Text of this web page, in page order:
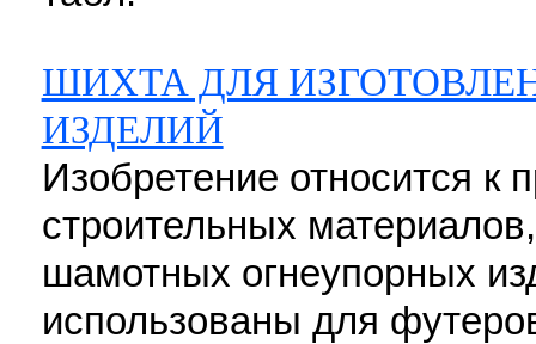
ШИХТА ДЛЯ
ИЗДЕЛИЙ
Изобретение относится к
строительных
шамотных огнеупорных
использованы для